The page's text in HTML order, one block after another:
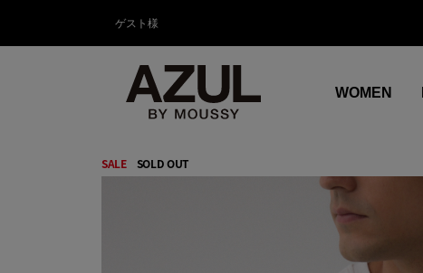
ゲスト様
WOMEN
SALE SOLD OUT